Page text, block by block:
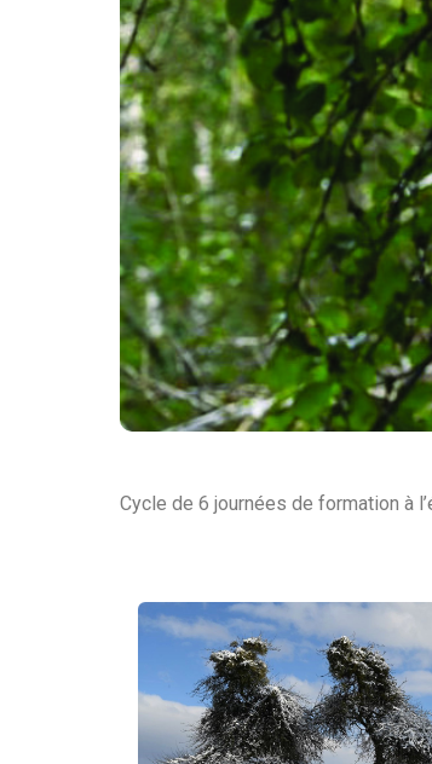
Cycle de 6 journées de formation à